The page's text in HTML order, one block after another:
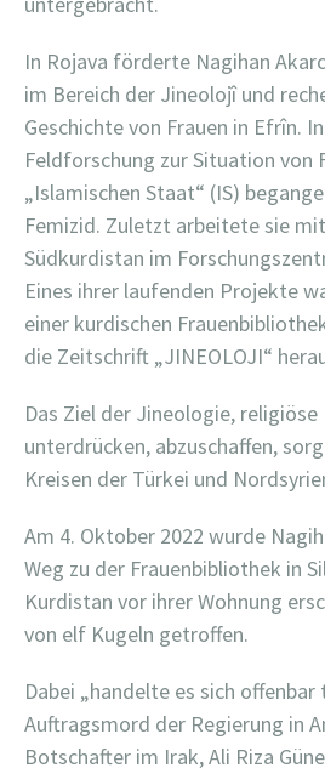
In Rojava förderte Nagihan
im Bereich der Jineolojî und
Geschichte von Frauen in Efrîn.
Feldforschung zur Situation von
„Islamischen Staat“ (IS)
Femizid. Zuletzt arbeitete sie
Südkurdistan im
Eines ihrer laufenden Projekte
einer kurdischen
die Zeitschrift „JINEOLOJI“
Das Ziel der Jineologie, religiöse
unterdrücken, abzuschaffen,
Kreisen der Türkei und
Am 4. Oktober 2022 wurde
Weg zu der Frauenbibliothek in
Kurdistan vor ihrer Wohnung
von elf Kugeln getroffen.
Dabei „handelte es sich
Auftragsmord der Regierung in
Botschafter im Irak, Ali Riza